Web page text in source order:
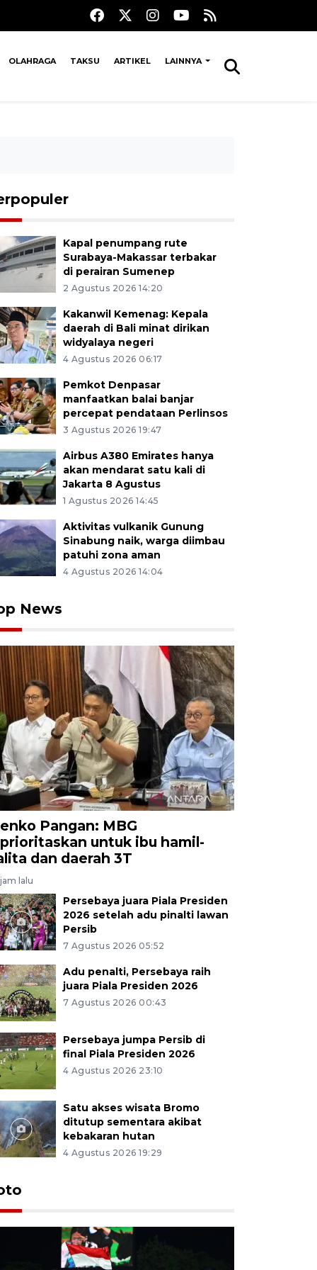
OLAHRAGA TAKSU ARTIKEL LAINNYA
Kapal penumpang rute
Surabaya-Makassar terbakar
di perairan Sumenep
2 Agustus 2026 14:20
Kakanwil Kemenag: Kepala
daerah di Bali minat dirikan
widyalaya negeri
4 Agustus 2026 06:17
Pemkot Denpasar
manfaatkan balai banjar
percepat pendataan Perlinsos
3 Agustus 2026 19:47
Airbus A380 Emirates hanya
akan mendarat satu kali di
Jakarta 8 Agustus
1 Agustus 2026 14:45
Aktivitas vulkanik Gunung
Sinabung naik, warga diimbau
patuhi zona aman
4 Agustus 2026 14:04
News
Pangan: MBG
untuk ibu hamil-
dan daerah 3T
lalu
Persebaya juara Piala Presiden
2026 setelah adu pinalti lawan
Persib
7 Agustus 2026 05:52
Adu penalti, Persebaya raih
juara Piala Presiden 2026
7 Agustus 2026 00:43
Persebaya jumpa Persib di
final Piala Presiden 2026
4 Agustus 2026 23:10
Satu akses wisata Bromo
ditutup sementara akibat
kebakaran hutan
4 Agustus 2026 19:29